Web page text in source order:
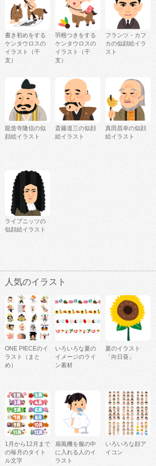
書き初めをする
ケンタウロスの
イラスト（干
支）
羽根つきをする
ケンタウロスの
イラスト（干
支）
フランツ・カフ
カの似顔絵イラ
スト
龍造寺隆信の似
顔絵イラスト
斎藤道三の似顔
絵イラスト
真田昌幸の似顔
絵イラスト
ライプニッツの
似顔絵イラスト
人気のイラスト
ONE PIECEのイ
ラスト（まと
め）
いろいろな夏の
イメージのライ
ン素材
夏のイラスト
「向日葵」
1月から12月まで
の毎月のタイト
ル文字
扇風機を服の中
に入れる人のイ
ラスト
いろいろな顔ア
イコン